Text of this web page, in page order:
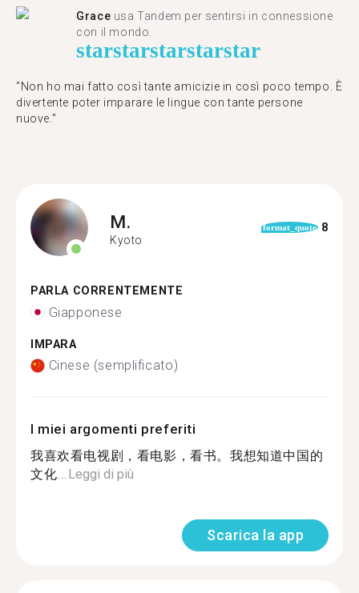
Grace usa Tandem per sentirsi in connessione
con il mondo.
starstarstarstarstar
"Non ho mai fatto così tante amicizie in così poco tempo. È
divertente poter imparare le lingue con tante persone
nuove."
M.
Kyoto
format_quote 8
PARLA CORRENTEMENTE
Giapponese
IMPARA
Cinese (semplificato)
I miei argomenti preferiti
我喜欢看电视剧，看电影，看书。我想知道中国的
文化...Leggi di più
Scarica la app